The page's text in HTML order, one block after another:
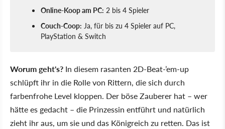
Online-Koop am PC: 2 bis 4 Spieler
Couch-Coop: Ja, für bis zu 4 Spieler auf PC,
PlayStation & Switch
Worum geht's? In diesem rasanten 2D-Beat-’em-up
schlüpft ihr in die Rolle von Rittern, die sich durch
farbenfrohe Level kloppen. Der böse Zauberer hat – wer
hätte es gedacht – die Prinzessin entführt und natürlich
zieht ihr aus, um sie und das Königreich zu retten. Das ist